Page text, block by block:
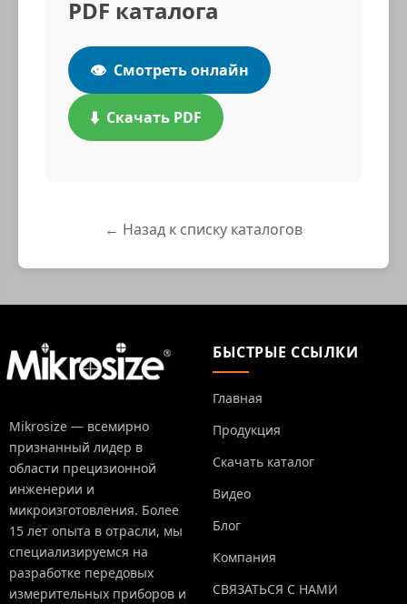
PDF каталога
👁️ Смотреть онлайн
⬇️ Скачать PDF
← Назад к списку каталогов
Mikrosize — всемирно
признанный лидер в
области прецизионной
инженерии и
микроизготовления. Более
15 лет опыта в отрасли, мы
специализируемся на
разработке передовых
измерительных приборов и
БЫСТРЫЕ ССЫЛКИ
Главная
Продукция
Скачать каталог
Видео
Блог
Компания
СВЯЗАТЬСЯ С НАМИ